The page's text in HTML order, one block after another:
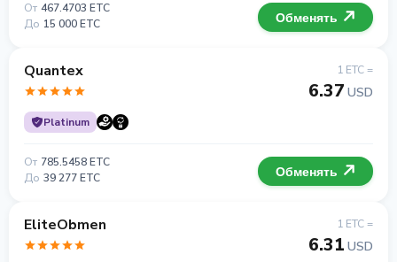
От 467.4703 ETC
До 15 000 ETC Обменять
Quantex
Platinum
1 ETC =
6.37 USD
От 785.5458 ETC
До 39 277 ETC Обменять
EliteObmen 1 ETC =
6.31 USD